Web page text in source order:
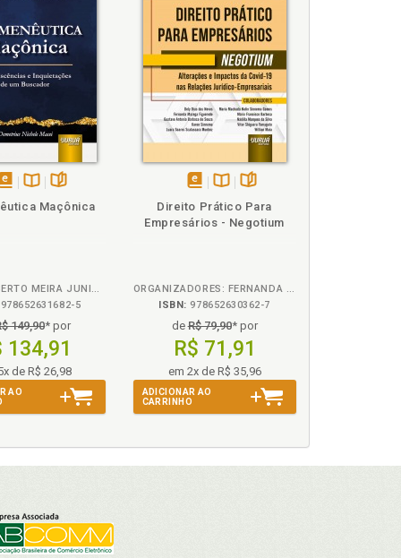
de Origem, p. 78
Maçônica
JOSÉ JULBERTO MEIRA JUNIOR
978652631682-5
149,90* por
134,91
de R$ 26,98
AO
em
Direito Prático Para
Empresários - Negotium
ORGANIZADORES: FERNANDA MAZEGA FIGUEREDO, VITOR YAMAGUTO, DELY NEVES
ISBN: 978652630362-7
deR$ 79,90* por
R$ 71,91
em 2x de R$ 35,96
ADICIONAR AO
CARRINHO